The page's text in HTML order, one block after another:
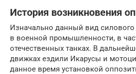
История возникновения
Изначально данный вид силового
в военной промышленности, в
отечественных танках. В
движках ездили Икарусы и
данное время установкой